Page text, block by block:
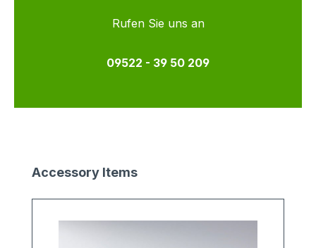
Rufen Sie uns an
09522 - 39 50 209
Produktgalerie überspringen
Accessory Items